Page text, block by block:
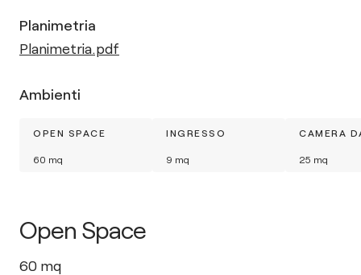
Planimetria
Planimetria.pdf
Ambienti
OPEN SPACE
60 mq
INGRESSO
9 mq
CAMERA
25 mq
Open Space
60 mq